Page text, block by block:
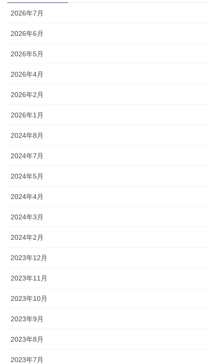
2026年7月
2026年6月
2026年5月
2026年4月
2026年2月
2026年1月
2024年8月
2024年7月
2024年5月
2024年4月
2024年3月
2024年2月
2023年12月
2023年11月
2023年10月
2023年9月
2023年8月
2023年7月